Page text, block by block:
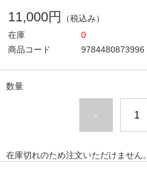
11,000円
（税込み）
在庫
0
商品コード
9784480873996
数量
-
在庫切れのため注文いただけません。